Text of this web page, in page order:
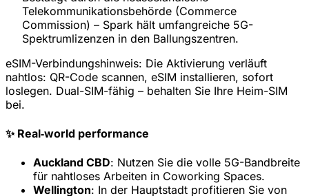
Telekommunikationsbehörde (Commerce
Commission) – Spark hält umfangreiche 5G-
Spektrumlizenzen in den Ballungszentren.
eSIM-Verbindungshinweis: Die Aktivierung verläuft
nahtlos: QR-Code scannen, eSIM installieren, sofort
loslegen. Dual-SIM-fähig – behalten Sie Ihre Heim-SIM
bei.
✨ Real‑world performance
Auckland CBD: Nutzen Sie die volle 5G-Bandbreite
für nahtloses Arbeiten in Coworking Spaces.
Wellington: In der Hauptstadt profitieren Sie von